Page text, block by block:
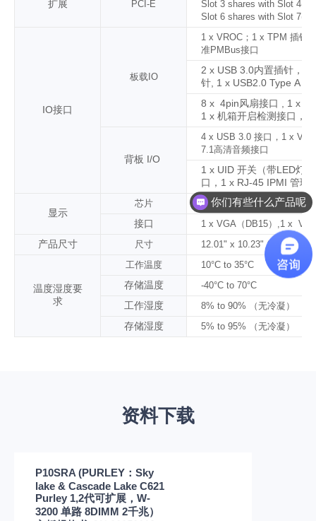
扩展 PCI-E
Slot 3 shares with Slot
Slot 6 shares with Slot
IO接口
板载IO
1 x VROC ；1 x TPM 插针
准PMBus接口
2 x USB 3.0内置插针，
针, 1 x USB2.0 Type A
8 x 4pin风扇接口 , 1 x 串
1 x 机箱开启检测接口，
背板 I/O
4 x USB 3.0 接口 ， 1 x
7.1高清音频接口
1 x UID 开关（带LED灯
口，1 x RJ-45 IPMI 管理
显示
芯片 ASPEED AST2500 BMC
接口 1 x VGA （ DB15） ,1 x
产品尺寸 尺寸 12.01" x 10.23" (30.50cm x
温度湿度要
求
工作温度 10°C to 35°C
存储温度 -40°C to 70°C
工作湿度 8% to 90% （无冷凝）
存储湿度 5% to 95% （无冷凝）
资料下载
P10SRA (PURLEY：Sky
lake & Cascade Lake C621
Purley 1,2代可扩展，W-
3200 单路 8DIMM 2千兆）
你们有些什么产品呢